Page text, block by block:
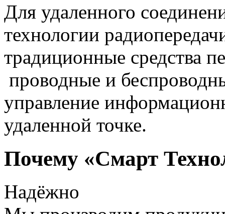
Для удаленного
технологии
традиционные средства
проводные и
управление
удаленной точке.
Почему «Смарт
Надёжно